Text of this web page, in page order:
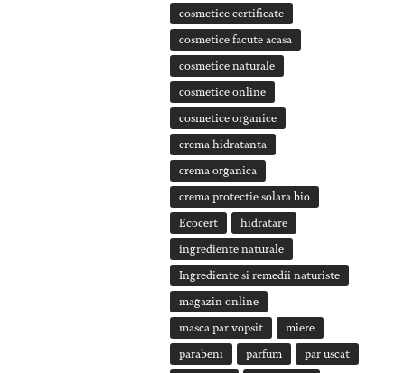
cosmetice certificate
cosmetice facute acasa
cosmetice naturale
cosmetice online
cosmetice organice
crema hidratanta
crema organica
crema protectie solara bio
Ecocert hidratare
ingrediente naturale
Ingrediente si remedii naturiste
magazin online
masca par vopsit miere
parabeni parfum par uscat